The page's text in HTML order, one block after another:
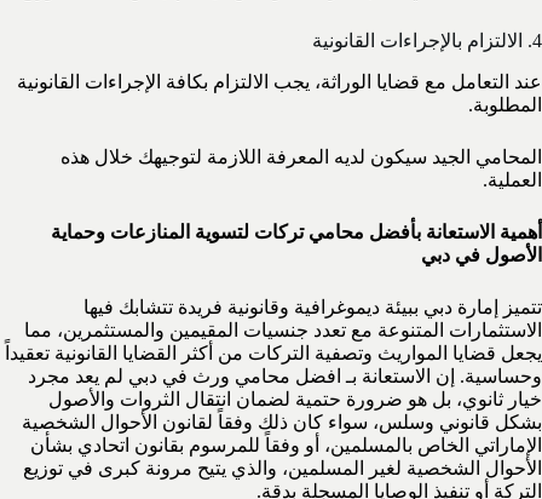
4. الالتزام بالإجراءات القانونية
عند التعامل مع قضايا الوراثة، يجب الالتزام بكافة الإجراءات القانونية
المطلوبة.
المحامي الجيد سيكون لديه المعرفة اللازمة لتوجيهك خلال هذه
العملية.
أهمية الاستعانة بأفضل محامي تركات لتسوية المنازعات وحماية
الأصول في دبي
تتميز إمارة دبي ببيئة ديموغرافية وقانونية فريدة تتشابك فيها
الاستثمارات المتنوعة مع تعدد جنسيات المقيمين والمستثمرين، مما
يجعل قضايا المواريث وتصفية التركات من أكثر القضايا القانونية تعقيداً
وحساسية. إن الاستعانة بـ افضل محامي ورث في دبي لم يعد مجرد
خيار ثانوي، بل هو ضرورة حتمية لضمان انتقال الثروات والأصول
بشكل قانوني وسلس، سواء كان ذلك وفقاً لقانون الأحوال الشخصية
الإماراتي الخاص بالمسلمين، أو وفقاً للمرسوم بقانون اتحادي بشأن
الأحوال الشخصية لغير المسلمين، والذي يتيح مرونة كبرى في توزيع
التركة أو تنفيذ الوصايا المسجلة بدقة.